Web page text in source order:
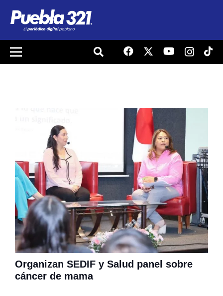
Organizan SEDIF y Salud panel sobre
cáncer de mama